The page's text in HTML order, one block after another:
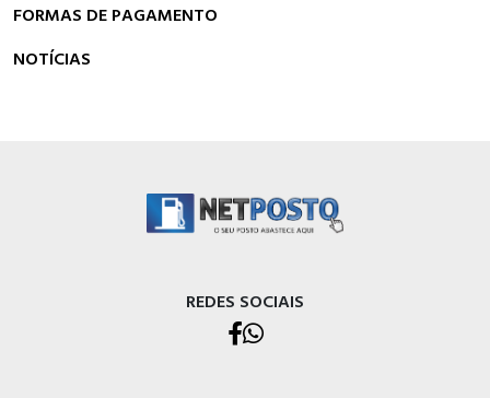
FORMAS DE PAGAMENTO
NOTÍCIAS
REDES SOCIAIS